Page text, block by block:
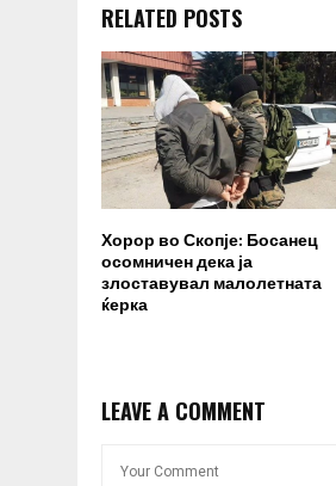
RELATED POSTS
Хорор во Скопје: Босанец
осомничен дека ја
злоставувал малолетната
ќерка
LEAVE A COMMENT